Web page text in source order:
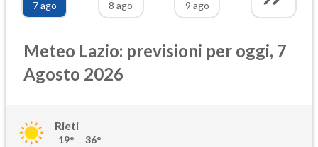
7 ago
8 ago
9 ago
Meteo Lazio: previsioni per oggi, 7
Agosto 2026
Rieti
19° 36°